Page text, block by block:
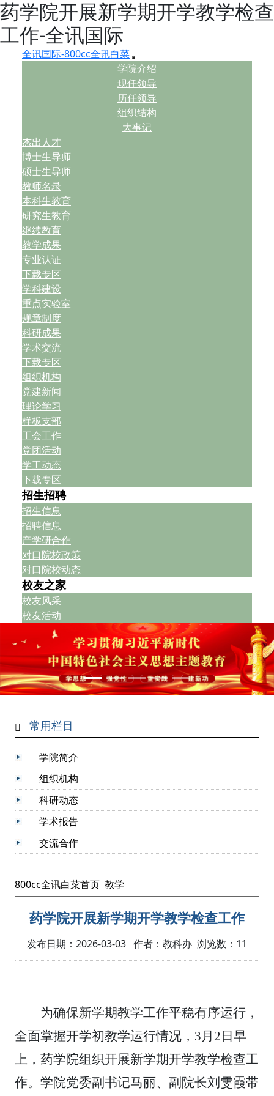
药学院开展新学期开学教学检查
工作-全讯国际
全讯国际-800cc全讯白菜
学院介绍
现任领导
历任领导
组织结构
大事记
杰出人才
博士生导师
硕士生导师
教师名录
本科生教育
研究生教育
继续教育
教学成果
专业认证
下载专区
学科建设
重点实验室
规章制度
科研成果
学术交流
下载专区
组织机构
党建新闻
理论学习
样板支部
工会工作
党团活动
学工动态
下载专区
招生招聘
招生信息
招聘信息
产学研合作
对口院校政策
对口院校动态
校友之家
校友风采
校友活动
常用栏目
学院简介
组织机构
科研动态
学术报告
交流合作
800cc全讯白菜首页 教学
药学院开展新学期开学教学检查工作
发布日期：2026-03-03 作者：教科办 浏览数： 11
为确保新学期教学工作平稳有序运行，
全面掌握开学初教学运行情况， 3月 2 日早
上，药学院组织开展新学期开学教学检查工
作。学院党委副书记马丽、副院长刘雯霞带